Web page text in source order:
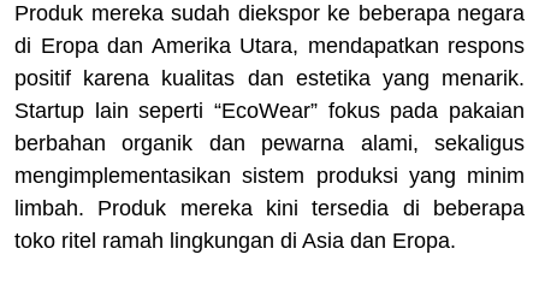
Produk mereka sudah diekspor ke beberapa negara
di Eropa dan Amerika Utara, mendapatkan respons
positif karena kualitas dan estetika yang menarik.
Startup lain seperti “EcoWear” fokus pada pakaian
berbahan organik dan pewarna alami, sekaligus
mengimplementasikan sistem produksi yang minim
limbah. Produk mereka kini tersedia di beberapa
toko ritel ramah lingkungan di Asia dan Eropa.